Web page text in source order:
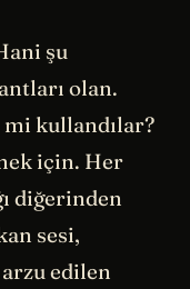
şu
olan.
mi kullandılar?
için. Her
diğerinden
sesi,
edilen